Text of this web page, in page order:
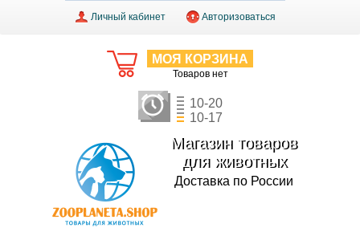
Личный кабинет Авторизоваться
МОЯ КОРЗИНА
Товаров нет
10-20
10-17
Магазин товаров
для животных
Доставка по России